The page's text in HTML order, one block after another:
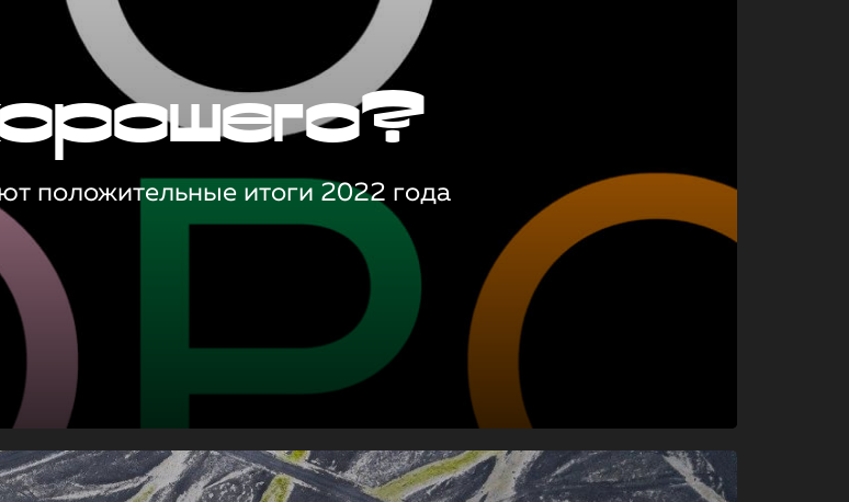
положительные итоги 2022 года